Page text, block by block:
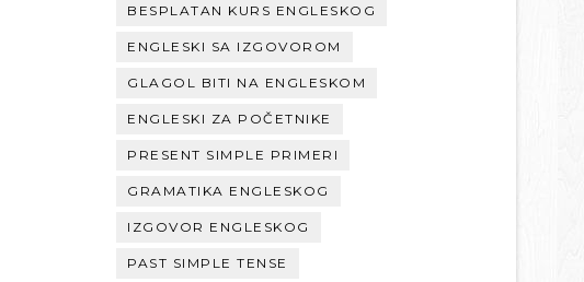
BESPLATAN KURS ENGLESKOG
ENGLESKI SA IZGOVOROM
GLAGOL BITI NA ENGLESKOM
ENGLESKI ZA POČETNIKE
PRESENT SIMPLE PRIMERI
GRAMATIKA ENGLESKOG
IZGOVOR ENGLESKOG
PAST SIMPLE TENSE